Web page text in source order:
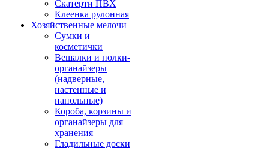
Скатерти ПВХ
Клеенка рулонная
Хозяйственные мелочи
Сумки и
косметички
Вешалки и полки-
органайзеры
(надверные,
настенные и
напольные)
Короба, корзины и
органайзеры для
хранения
Гладильные доски